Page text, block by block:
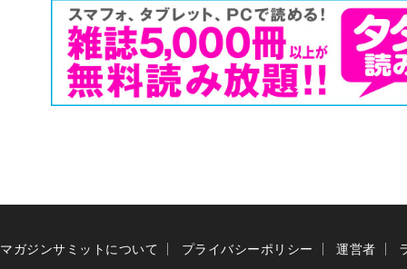
マガジンサミットについて プライバシーポリシー 運営者